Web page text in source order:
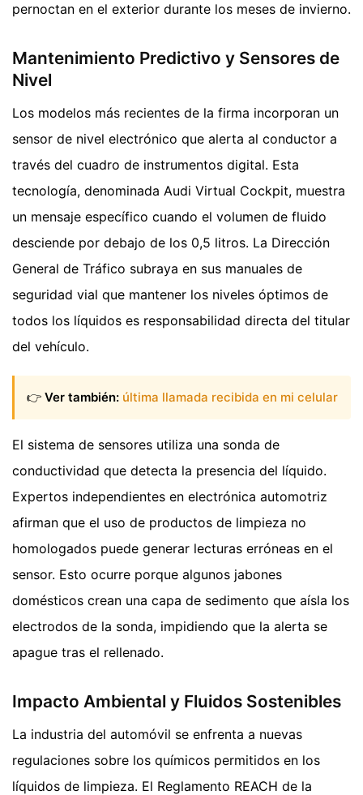
pernoctan en el exterior durante los meses de invierno.
Mantenimiento Predictivo y Sensores de
Nivel
Los modelos más recientes de la firma incorporan un
sensor de nivel electrónico que alerta al conductor a
través del cuadro de instrumentos digital. Esta
tecnología, denominada Audi Virtual Cockpit, muestra
un mensaje específico cuando el volumen de fluido
desciende por debajo de los 0,5 litros. La Dirección
General de Tráfico subraya en sus manuales de
seguridad vial que mantener los niveles óptimos de
todos los líquidos es responsabilidad directa del titular
del vehículo.
👉 Ver también: última llamada recibida en mi celular
El sistema de sensores utiliza una sonda de
conductividad que detecta la presencia del líquido.
Expertos independientes en electrónica automotriz
afirman que el uso de productos de limpieza no
homologados puede generar lecturas erróneas en el
sensor. Esto ocurre porque algunos jabones
domésticos crean una capa de sedimento que aísla los
electrodos de la sonda, impidiendo que la alerta se
apague tras el rellenado.
Impacto Ambiental y Fluidos Sostenibles
La industria del automóvil se enfrenta a nuevas
regulaciones sobre los químicos permitidos en los
líquidos de limpieza. El Reglamento REACH de la